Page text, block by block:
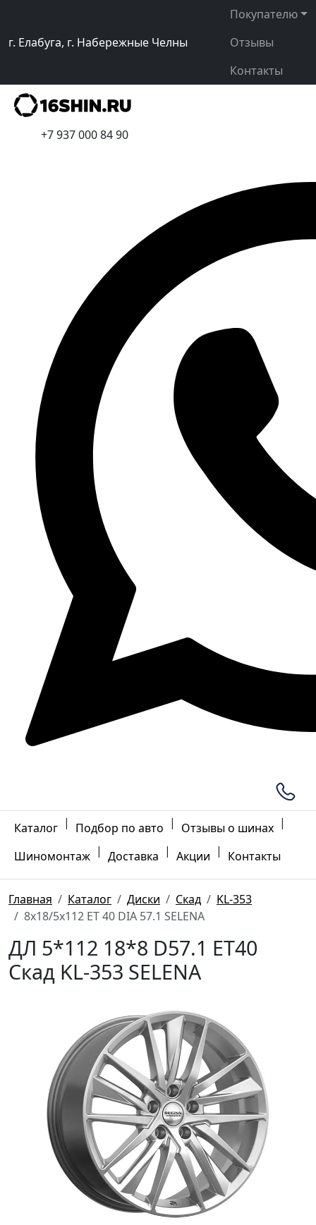
г. Елабуга, г. Набережные Челны
Покупателю
Отзывы
Контакты
+7 937 000 84 90
Каталог | Подбор по авто | Отзывы о шинах |
Шиномонтаж | Доставка | Акции | Контакты
Главная Каталог Диски Скад
KL-353
8x18/5x112 ET 40 DIA 57.1 SELENA
ДЛ 5*112 18*8 D57.1 ET40
Скад KL-353 SELENA